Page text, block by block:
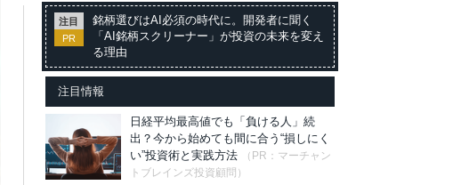
注目
PR
銘柄選びはAI必須の時代に。開発者に聞く
「AI銘柄スクリーナー」が投資の未来を変え
る理由
注目情報
日経平均最高値でも「負ける人」続
出？今から始めても間に合う“損しにく
い”投資術と実践方法
（PR：マーチャン
トブレインズ投資顧問）